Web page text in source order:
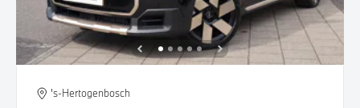
's-Hertogenbosch